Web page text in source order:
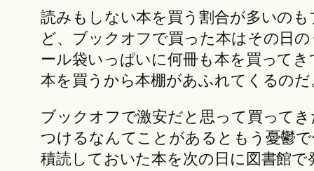
読みもしない本を買う割合が多いの
ど、ブックオフで買った本はその日
ール袋いっぱいに何冊も本を買って
本を買うから本棚があふれてくるの
ブックオフで激安だと思って買って
つけるなんてことがあるともう憂鬱
積読しておいた本を次の日に図書館